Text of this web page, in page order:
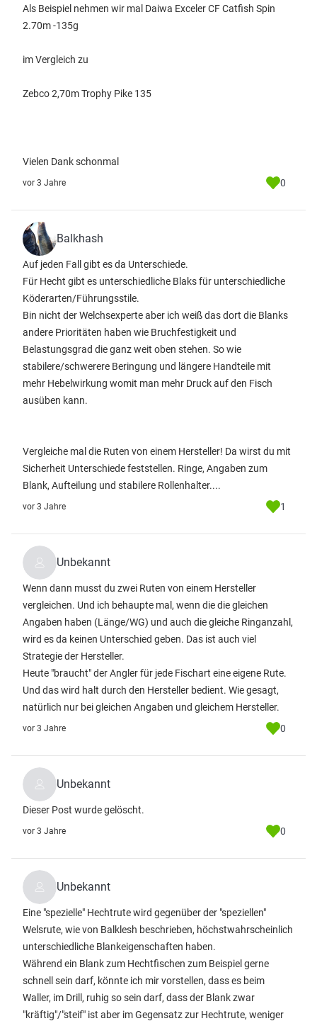
Als Beispiel nehmen wir mal Daiwa Exceler CF Catfish Spin
2.70m -135g
im Vergleich zu
Zebco 2,70m Trophy Pike 135
Vielen Dank schonmal
vor 3 Jahre 0
Balkhash
Auf jeden Fall gibt es da Unterschiede.
Für Hecht gibt es unterschiedliche Blaks für unterschiedliche
Köderarten/Führungsstile.
Bin nicht der Welchsexperte aber ich weiß das dort die Blanks
andere Prioritäten haben wie Bruchfestigkeit und
Belastungsgrad die ganz weit oben stehen. So wie
stabilere/schwerere Beringung und längere Handteile mit
mehr Hebelwirkung womit man mehr Druck auf den Fisch
ausüben kann.
Vergleiche mal die Ruten von einem Hersteller! Da wirst du mit
Sicherheit Unterschiede feststellen. Ringe, Angaben zum
Blank, Aufteilung und stabilere Rollenhalter....
vor 3 Jahre 1
Unbekannt
Wenn dann musst du zwei Ruten von einem Hersteller
vergleichen. Und ich behaupte mal, wenn die die gleichen
Angaben haben (Länge/WG) und auch die gleiche Ringanzahl,
wird es da keinen Unterschied geben. Das ist auch viel
Strategie der Hersteller.
Heute "braucht" der Angler für jede Fischart eine eigene Rute.
Und das wird halt durch den Hersteller bedient. Wie gesagt,
natürlich nur bei gleichen Angaben und gleichem Hersteller.
vor 3 Jahre 0
Unbekannt
Dieser Post wurde gelöscht.
vor 3 Jahre 0
Unbekannt
Eine "spezielle" Hechtrute wird gegenüber der "speziellen"
Welsrute, wie von Balklesh beschrieben, höchstwahrscheinlich
unterschiedliche Blankeigenschaften haben.
Während ein Blank zum Hechtfischen zum Beispiel gerne
schnell sein darf, könnte ich mir vorstellen, dass es beim
Waller, im Drill, ruhig so sein darf, dass der Blank zwar
"kräftig"/"steif" ist aber im Gegensatz zur Hechtrute, weniger